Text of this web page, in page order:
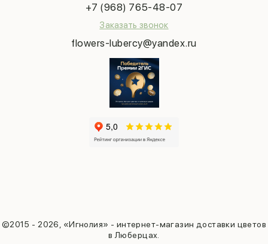
+7 (968) 765-48-07
Заказать звонок
flowers-lubercy@yandex.ru
©2015 - 2026, «Игнолия» - интернет-магазин доставки цветов
в Люберцах.